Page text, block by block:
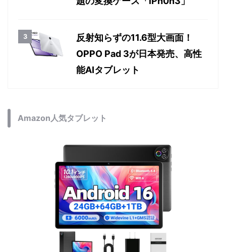
反射知らずの11.6型大画面！
OPPO Pad 3が日本発売、高性
能AIタブレット
Amazon人気タブレット